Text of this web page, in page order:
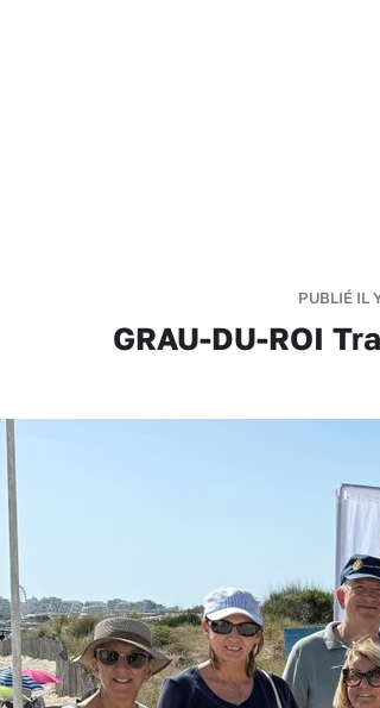
PUBLIÉ IL
GRAU-DU-ROI